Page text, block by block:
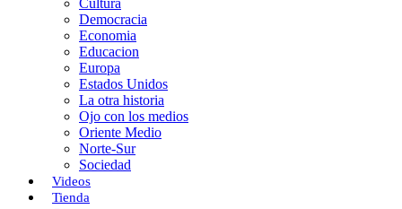
Cultura
Democracia
Economia
Educacion
Europa
Estados Unidos
La otra historia
Ojo con los medios
Oriente Medio
Norte-Sur
Sociedad
Videos
Tienda